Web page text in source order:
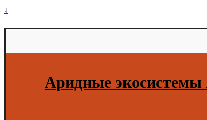
↓
Аридные экосистемы